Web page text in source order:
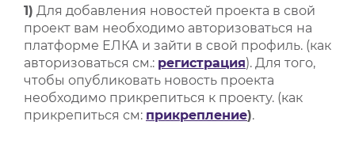
1) Для добавления новостей проекта в свой
проект вам необходимо авторизоваться на
платформе ЕЛКА и зайти в свой профиль. (как
авторизоваться см.: регистрация). Для того,
чтобы опубликовать новость проекта
необходимо прикрепиться к проекту. (как
прикрепиться см: прикрепление).